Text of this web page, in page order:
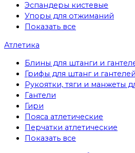
Эспандеры кистевые
Упоры для отжиманий
Показать все
Атлетика
Блины для штанги и
Грифы для штанг и гантелей
Рукоятки, тяги и манжеты
Гантели
Гири
Пояса атлетические
Перчатки атлетические
Показать все